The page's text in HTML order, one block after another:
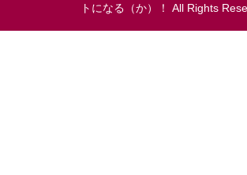
トになる（か）！ All Rights